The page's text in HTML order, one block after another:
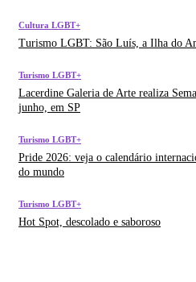
Cultura LGBT+
Turismo LGBT: São Luí­s, a Ilha do
Turismo LGBT+
Lacerdine Galeria de Arte realiza
junho, em SP
Turismo LGBT+
Pride 2026: veja o calendário
do mundo
Turismo LGBT+
Hot Spot, descolado e saboroso